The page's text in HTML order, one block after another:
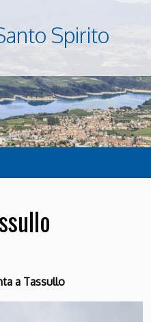
Spirito
a Tassullo